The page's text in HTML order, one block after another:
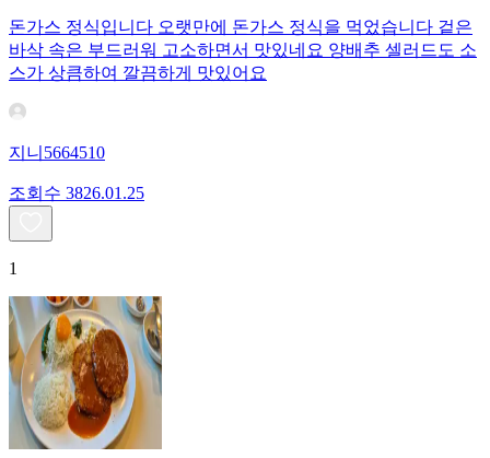
돈가스 정식입니다 오랫만에 돈가스 정식을 먹었습니다 겉은
바삭 속은 부드러워 고소하면서 맛있네요 양배추 셀러드도 소
스가 상큼하여 깔끔하게 맛있어요
지니5664510
조회수 3826.01.25
1